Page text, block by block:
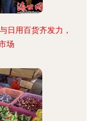
日用百货齐发力，
场